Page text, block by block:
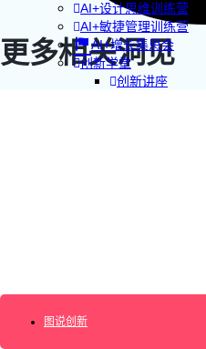
AI+设计思维训练营
AI+敏捷管理训练营
AI+增长集思会
创新学堂
创新讲座
转型敏捷组织
更多相关洞见
图说创新